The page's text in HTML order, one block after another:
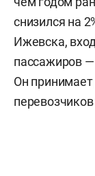
снизился на
Ижевска,
пассажиров
Он